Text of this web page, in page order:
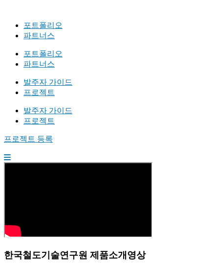
포트폴리오
파트너스
포트폴리오
파트너스
발주자 가이드
프로젝트
발주자 가이드
프로젝트
프로젝트 등록
한국철도기술연구원 제품소개영상